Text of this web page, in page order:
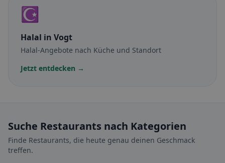
☪️
Halal in Vogt
Halal-Angebote nach Küche und Standort
Jetzt entdecken →
Suche Restaurants nach Kategorien
Finde Restaurants, die heute genau deinen Geschmack
treffen.